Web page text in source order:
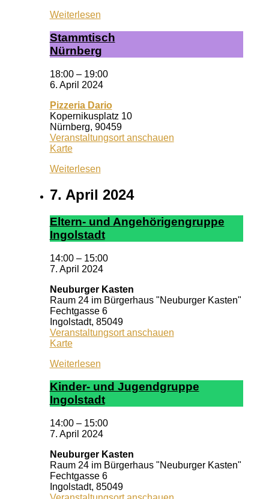
Zentrum
Weiterlesen
Stamm­tisch
Nürn­berg
18:00 – 19:00
6. April 2024
Pizzeria Dario
Kopernikusplatz 10
Nürnberg, 90459
Veranstaltungsort anschauen
KartePizzeria
Weiterlesen
7. April 2024
El­tern- und An­ge­hör­ig­en­grup­pe
In­gol­stadt
14:00 – 15:00
7. April 2024
Neuburger Kasten
Raum 24 im Bürgerhaus "Neuburger Kasten"
Fechtgasse 6
Ingolstadt, 85049
Veranstaltungsort anschauen
KarteNeuburger
Weiterlesen
Kin­der- und Ju­gend­grup­pe
In­gol­stadt
14:00 – 15:00
7. April 2024
Neuburger Kasten
Raum 24 im Bürgerhaus "Neuburger Kasten"
Fechtgasse 6
Ingolstadt, 85049